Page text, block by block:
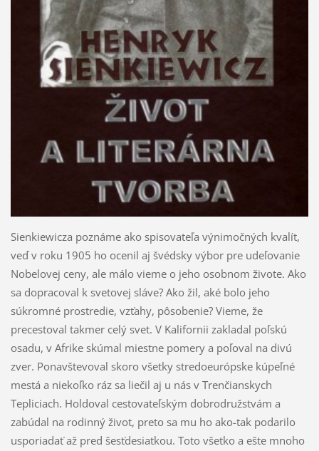
Sienkiewicza poznáme ako spisovateľa výnimočných kvalít,
veď v roku 1905 ho ocenil aj švédsky výbor pre udeľovanie
Nobelovej ceny, ale málo vieme o jeho osobnom živote. Ako
sa dopracoval k svetovej sláve? Ako žil, aké bolo jeho
súkromné prostredie, vzťahy, pôsobenie? Vieme, že
precestoval takmer celý svet. V Kalifornii zakladal poľskú
osadu, v Afrike skúmal miestne pomery a poľoval na divú
zver. Ponavštevoval skoro všetky stredoeurópske kúpeľné
mestá a niekoľko ráz sa liečil aj u nás v Trenčianskych
Tepliciach. Holdoval cestovateľským dobrodružstvám a
zabúdal na rodinný život, preto sa mu ho ako-tak podarilo
usporiadať až pred šesťdesiatkou. Toto všetko a ešte mnoho